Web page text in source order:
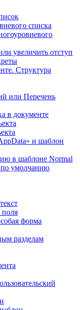
списка
увеличить отступ
Структура
или Перечень
в документе
и шаблон
в шаблоне Normal
умолчанию
поля
форма
разделам